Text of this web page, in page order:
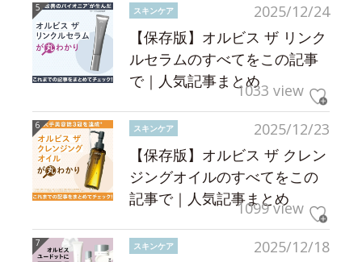
2025/12/24
スキンケア
【保存版】オルビス ザ リンク
ルセラムのすべてをこの記事
で｜人気記事まとめ1033 view
2025/12/23
スキンケア
【保存版】オルビス ザ クレン
ジングオイルのすべてをこの
記事で｜人気記事まとめ
1099 view
2025/12/18
スキンケア